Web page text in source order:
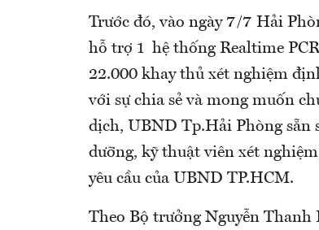
Trước đó, vào ngày 7/7 Hải
hỗ trợ 1 hệ thống Realtime
22.000 khay thủ xét nghiệm
với sự chia sẻ và mong muốn
dịch, UBND Tp.Hải Phòng sẵn
dưỡng, kỹ thuật viên xét
yêu cầu của UBND TP.HCM.
Theo Bộ trưởng Nguyễn Thanh